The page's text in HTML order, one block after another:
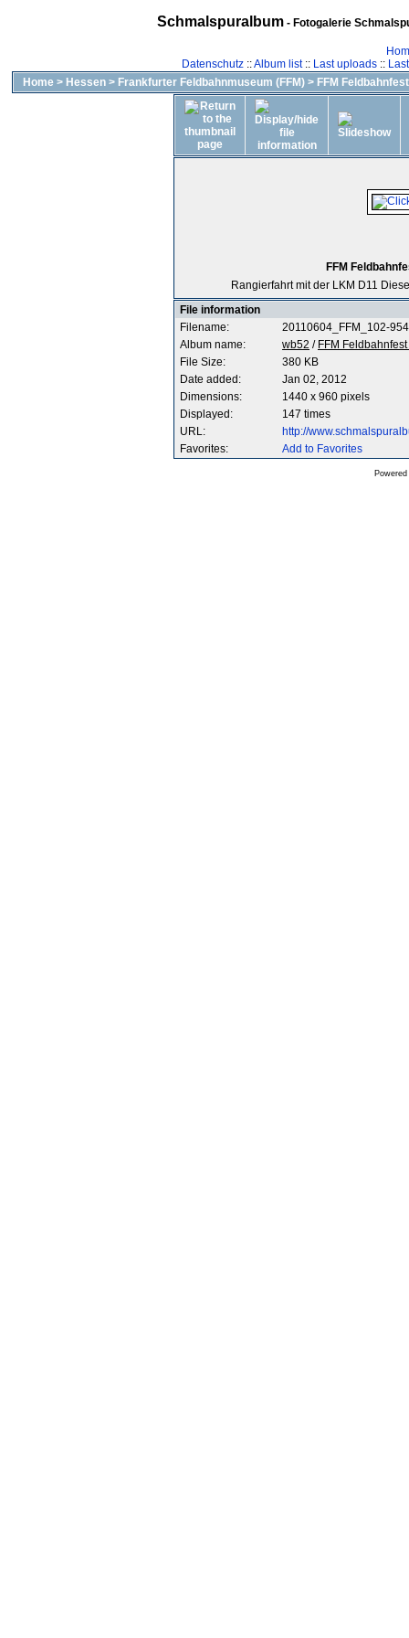
Schmalspuralbum- Fotogalerie
Datenschutz::Album list:: Last uploads::
Home > Hessen > Frankfurter Feldbahnmuseum (FFM) > FFM
FFM
Rangierfahrt mit der LKM D11
File information
Filename:
20110604_FFM_102-
Album name:
wb52 / FFM
File Size:
380 KB
Date added:
Jan 02, 2012
Dimensions:
1440 x 960 pixels
Displayed:
147 times
URL:
http://
Favorites:
Add to Favorites